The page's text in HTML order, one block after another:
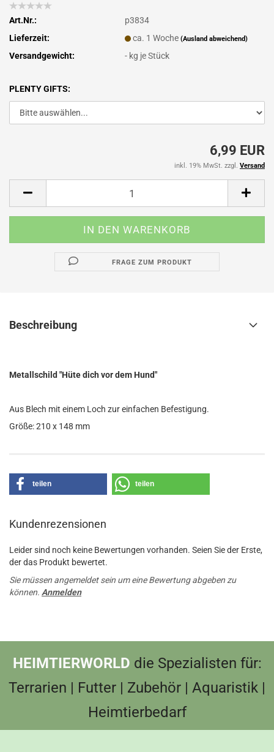
Art.Nr.:
p3834
Lieferzeit:
ca. 1 Woche(Ausland abweichend)
Versandgewicht: - kg je Stück
PLENTY GIFTS:
6,99 EUR
inkl. 19% MwSt. zzgl. Versand
FRAGE ZUM PRODUKT
Beschreibung
Metallschild "Hüte dich vor dem Hund"
Aus Blech mit einem Loch zur einfachen Befestigung.
Größe: 210 x 148 mm
teilen teilen
Kundenrezensionen
Leider sind noch keine Bewertungen vorhanden. Seien Sie der Erste,
der das Produkt bewertet.
Sie müssen angemeldet sein um eine Bewertung abgeben zu
können. Anmelden
HEIMTIERWORLD die Spezialisten für:
Terrarien | Futter | Zubehör | Aquaristik |
Heimtierbedarf